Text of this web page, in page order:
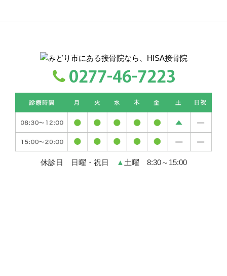
休診日 日曜・祝日 ▲土曜 8:30～15:00